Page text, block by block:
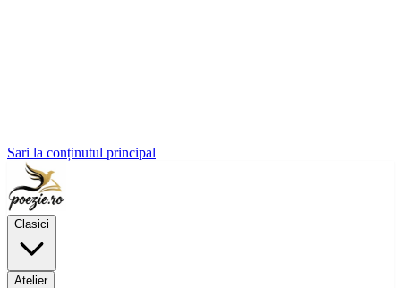
Sari la conținutul principal
Clasici
Atelier